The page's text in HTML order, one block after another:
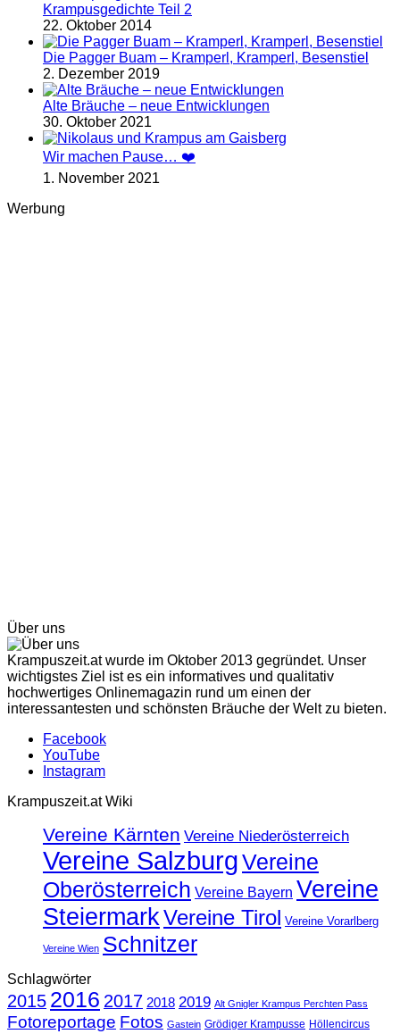
Krampusgedichte Teil 2
22. Oktober 2014
Die Pagger Buam – Kramperl, Kramperl, Besenstiel
2. Dezember 2019
Alte Bräuche – neue Entwicklungen
30. Oktober 2021
Wir machen Pause… ❤️
1. November 2021
Werbung
Über uns
Krampuszeit.at wurde im Oktober 2013 gegründet. Unser
wichtigstes Ziel ist es ein informatives und qualitativ
hochwertiges Onlinemagazin rund um einen der
interessantesten und schönsten Bräuche der Welt zu bieten.
Facebook
YouTube
Instagram
Krampuszeit.at Wiki
Vereine Kärnten Vereine Niederösterreich
Vereine SalzburgVereine
Oberösterreich Vereine Bayern Vereine
SteiermarkVereine Tirol Vereine Vorarlberg
Vereine Wien Schnitzer
Schlagwörter
2015 2016 2017 2018 2019 Alt Gnigler Krampus Perchten Pass
Fotoreportage Fotos Gastein Grödiger Krampusse Höllencircus